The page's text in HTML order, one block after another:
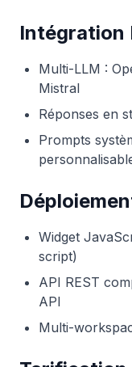
Intégration
Multi-LLM :
Mistral
Réponses en
Prompts
Widget
script)
API REST
API
Multi-